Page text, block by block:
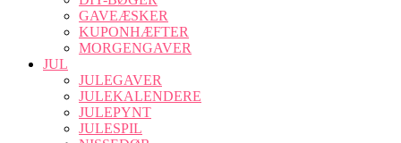
GAVEÆSKER
KUPONHÆFTER
MORGENGAVER
JUL
JULEGAVER
JULEKALENDERE
JULEPYNT
JULESPIL